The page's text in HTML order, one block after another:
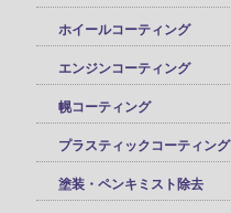
ホイールコーティング
エンジンコーティング
幌コーティング
プラスティックコーティング
塗装・ペンキミスト除去